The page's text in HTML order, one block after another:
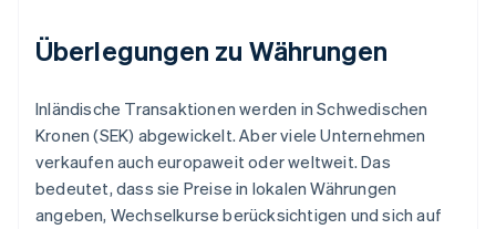
Überlegungen zu Währungen
Inländische Transaktionen werden in Schwedischen
Kronen (SEK) abgewickelt. Aber viele Unternehmen
verkaufen auch europaweit oder weltweit. Das
bedeutet, dass sie Preise in lokalen Währungen
angeben, Wechselkurse berücksichtigen und sich auf